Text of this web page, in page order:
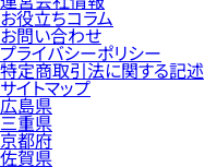
お役立ちコラム
お問い合わせ
プライバシーポリシー
特定商取引法に関する記述
サイトマップ
広島県
三重県
京都府
佐賀県